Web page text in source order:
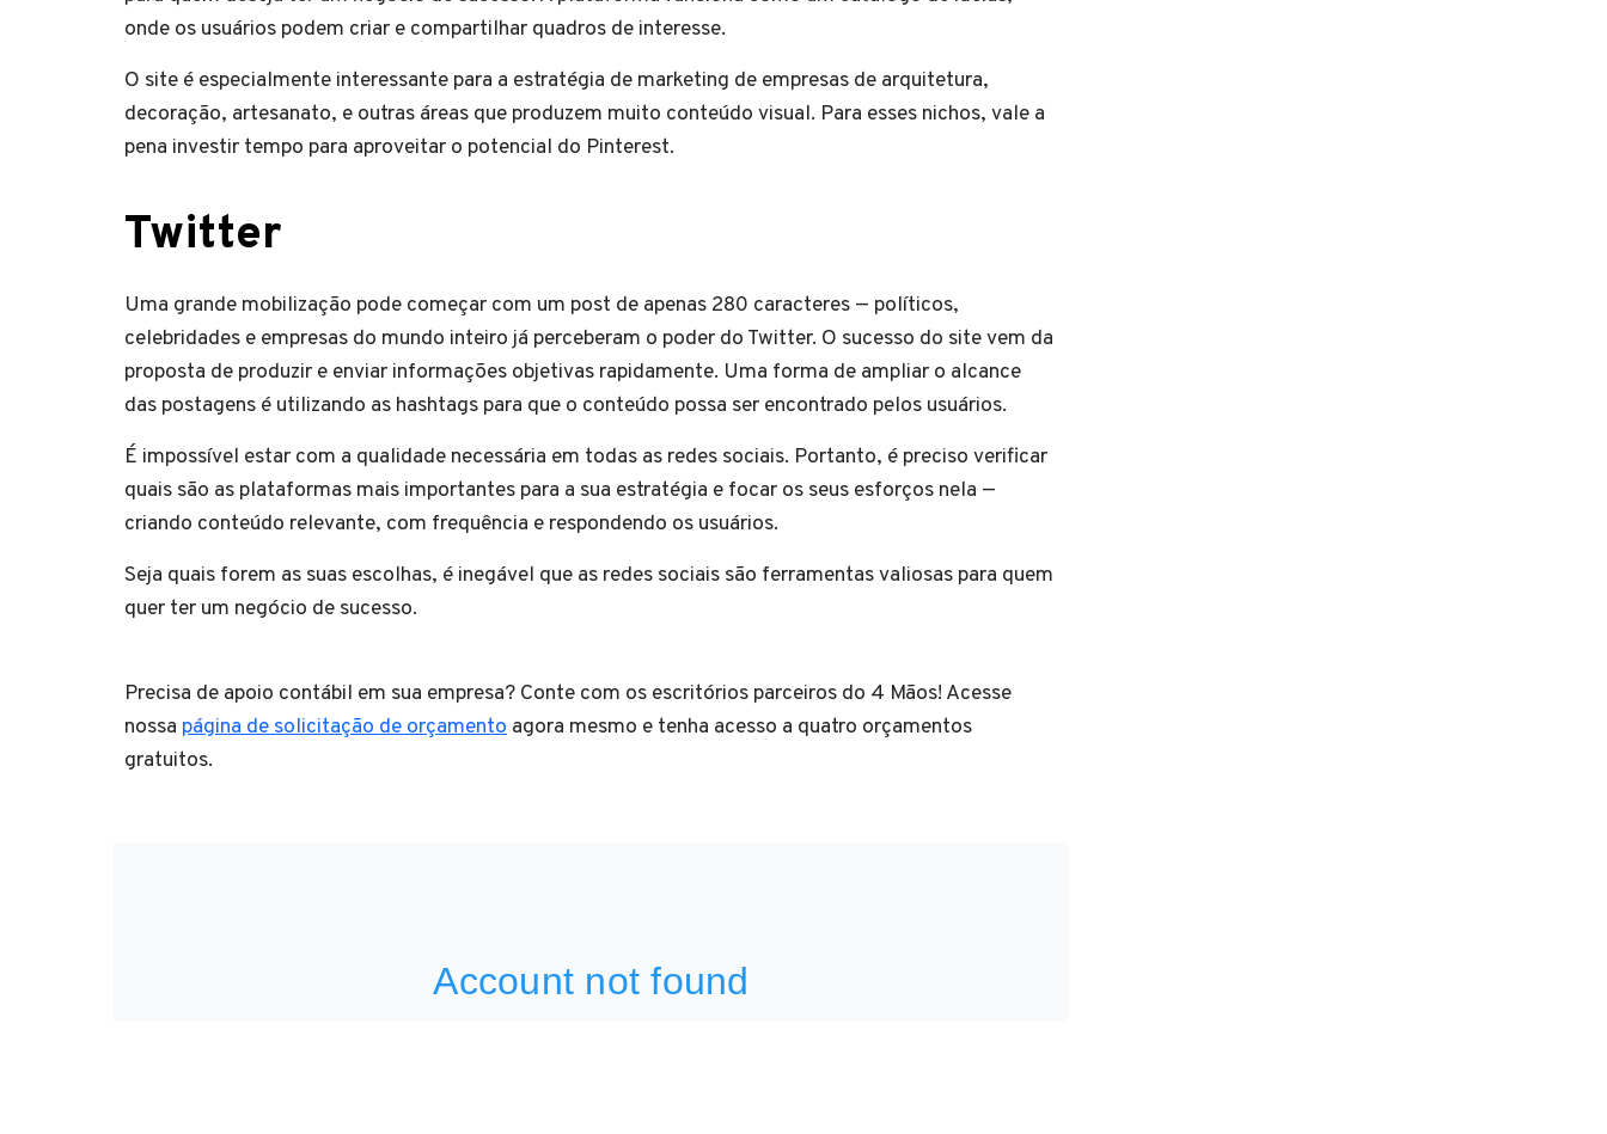
onde os usuários podem criar e compartilhar quadros de interesse.
O site é especialmente interessante para a estratégia de marketing de empresas de arquitetura,
decoração, artesanato, e outras áreas que produzem muito conteúdo visual. Para esses nichos, vale a
pena investir tempo para aproveitar o potencial do Pinterest.
Twitter
Uma grande mobilização pode começar com um post de apenas 280 caracteres — políticos,
celebridades e empresas do mundo inteiro já perceberam o poder do Twitter. O sucesso do site vem da
proposta de produzir e enviar informações objetivas rapidamente. Uma forma de ampliar o alcance
das postagens é utilizando as hashtags para que o conteúdo possa ser encontrado pelos usuários.
É impossível estar com a qualidade necessária em todas as redes sociais. Portanto, é preciso verificar
quais são as plataformas mais importantes para a sua estratégia e focar os seus esforços nela —
criando conteúdo relevante, com frequência e respondendo os usuários.
Seja quais forem as suas escolhas, é inegável que as redes sociais são ferramentas valiosas para quem
quer ter um negócio de sucesso.
Precisa de apoio contábil em sua empresa? Conte com os escritórios parceiros do 4 Mãos! Acesse
nossa página de solicitação de orçamento agora mesmo e tenha acesso a quatro orçamentos
gratuitos.